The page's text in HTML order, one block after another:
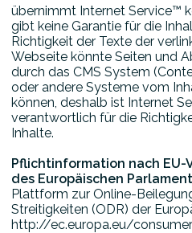
übernimmt Internet Service™
gibt keine Garantie für die
Richtigkeit der Texte der
Webseite könnte Seiten und
durch das CMS System
oder andere Systeme vom
können, deshalb ist Internet
verantwortlich für die
Inhalte.
Pflichtinformation nach EU-
des Europäischen
Plattform zur Online-
Streitigkeiten (ODR) der
http://ec.europa.eu/